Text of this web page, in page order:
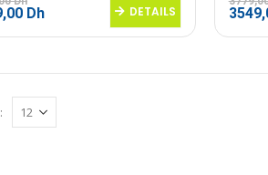
Dh.
DhLe
actuel
3499,00 Dh.
DETAILS
Le
initial